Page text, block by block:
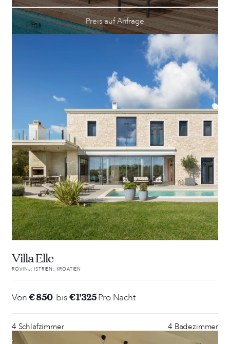
Preis auf Anfrage
Villa Elle
ROVINJ; ISTRIEN; KROATIEN
Von€ 850 bis€ 1'325Pro Nacht
4 Schlafzimmer 4 Badezimmer